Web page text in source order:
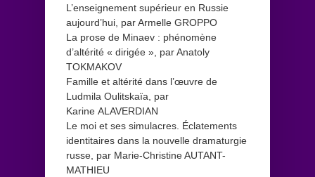
L’enseignement supérieur en Russie
aujourd’hui, par Armelle GROPPO
La prose de Minaev : phénomène
d’altérité « dirigée », par Anatoly
TOKMAKOV
Famille et altérité dans l’œuvre de
Ludmila Oulitskaïa, par
Karine ALAVERDIAN
Le moi et ses simulacres. Éclatements
identitaires dans la nouvelle dramaturgie
russe, par Marie-Christine AUTANT-
MATHIEU